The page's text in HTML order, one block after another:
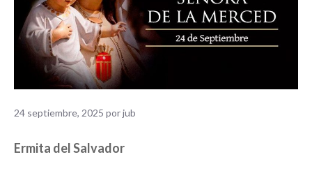
24 septiembre, 2025 porjub
Ermita del Salvador